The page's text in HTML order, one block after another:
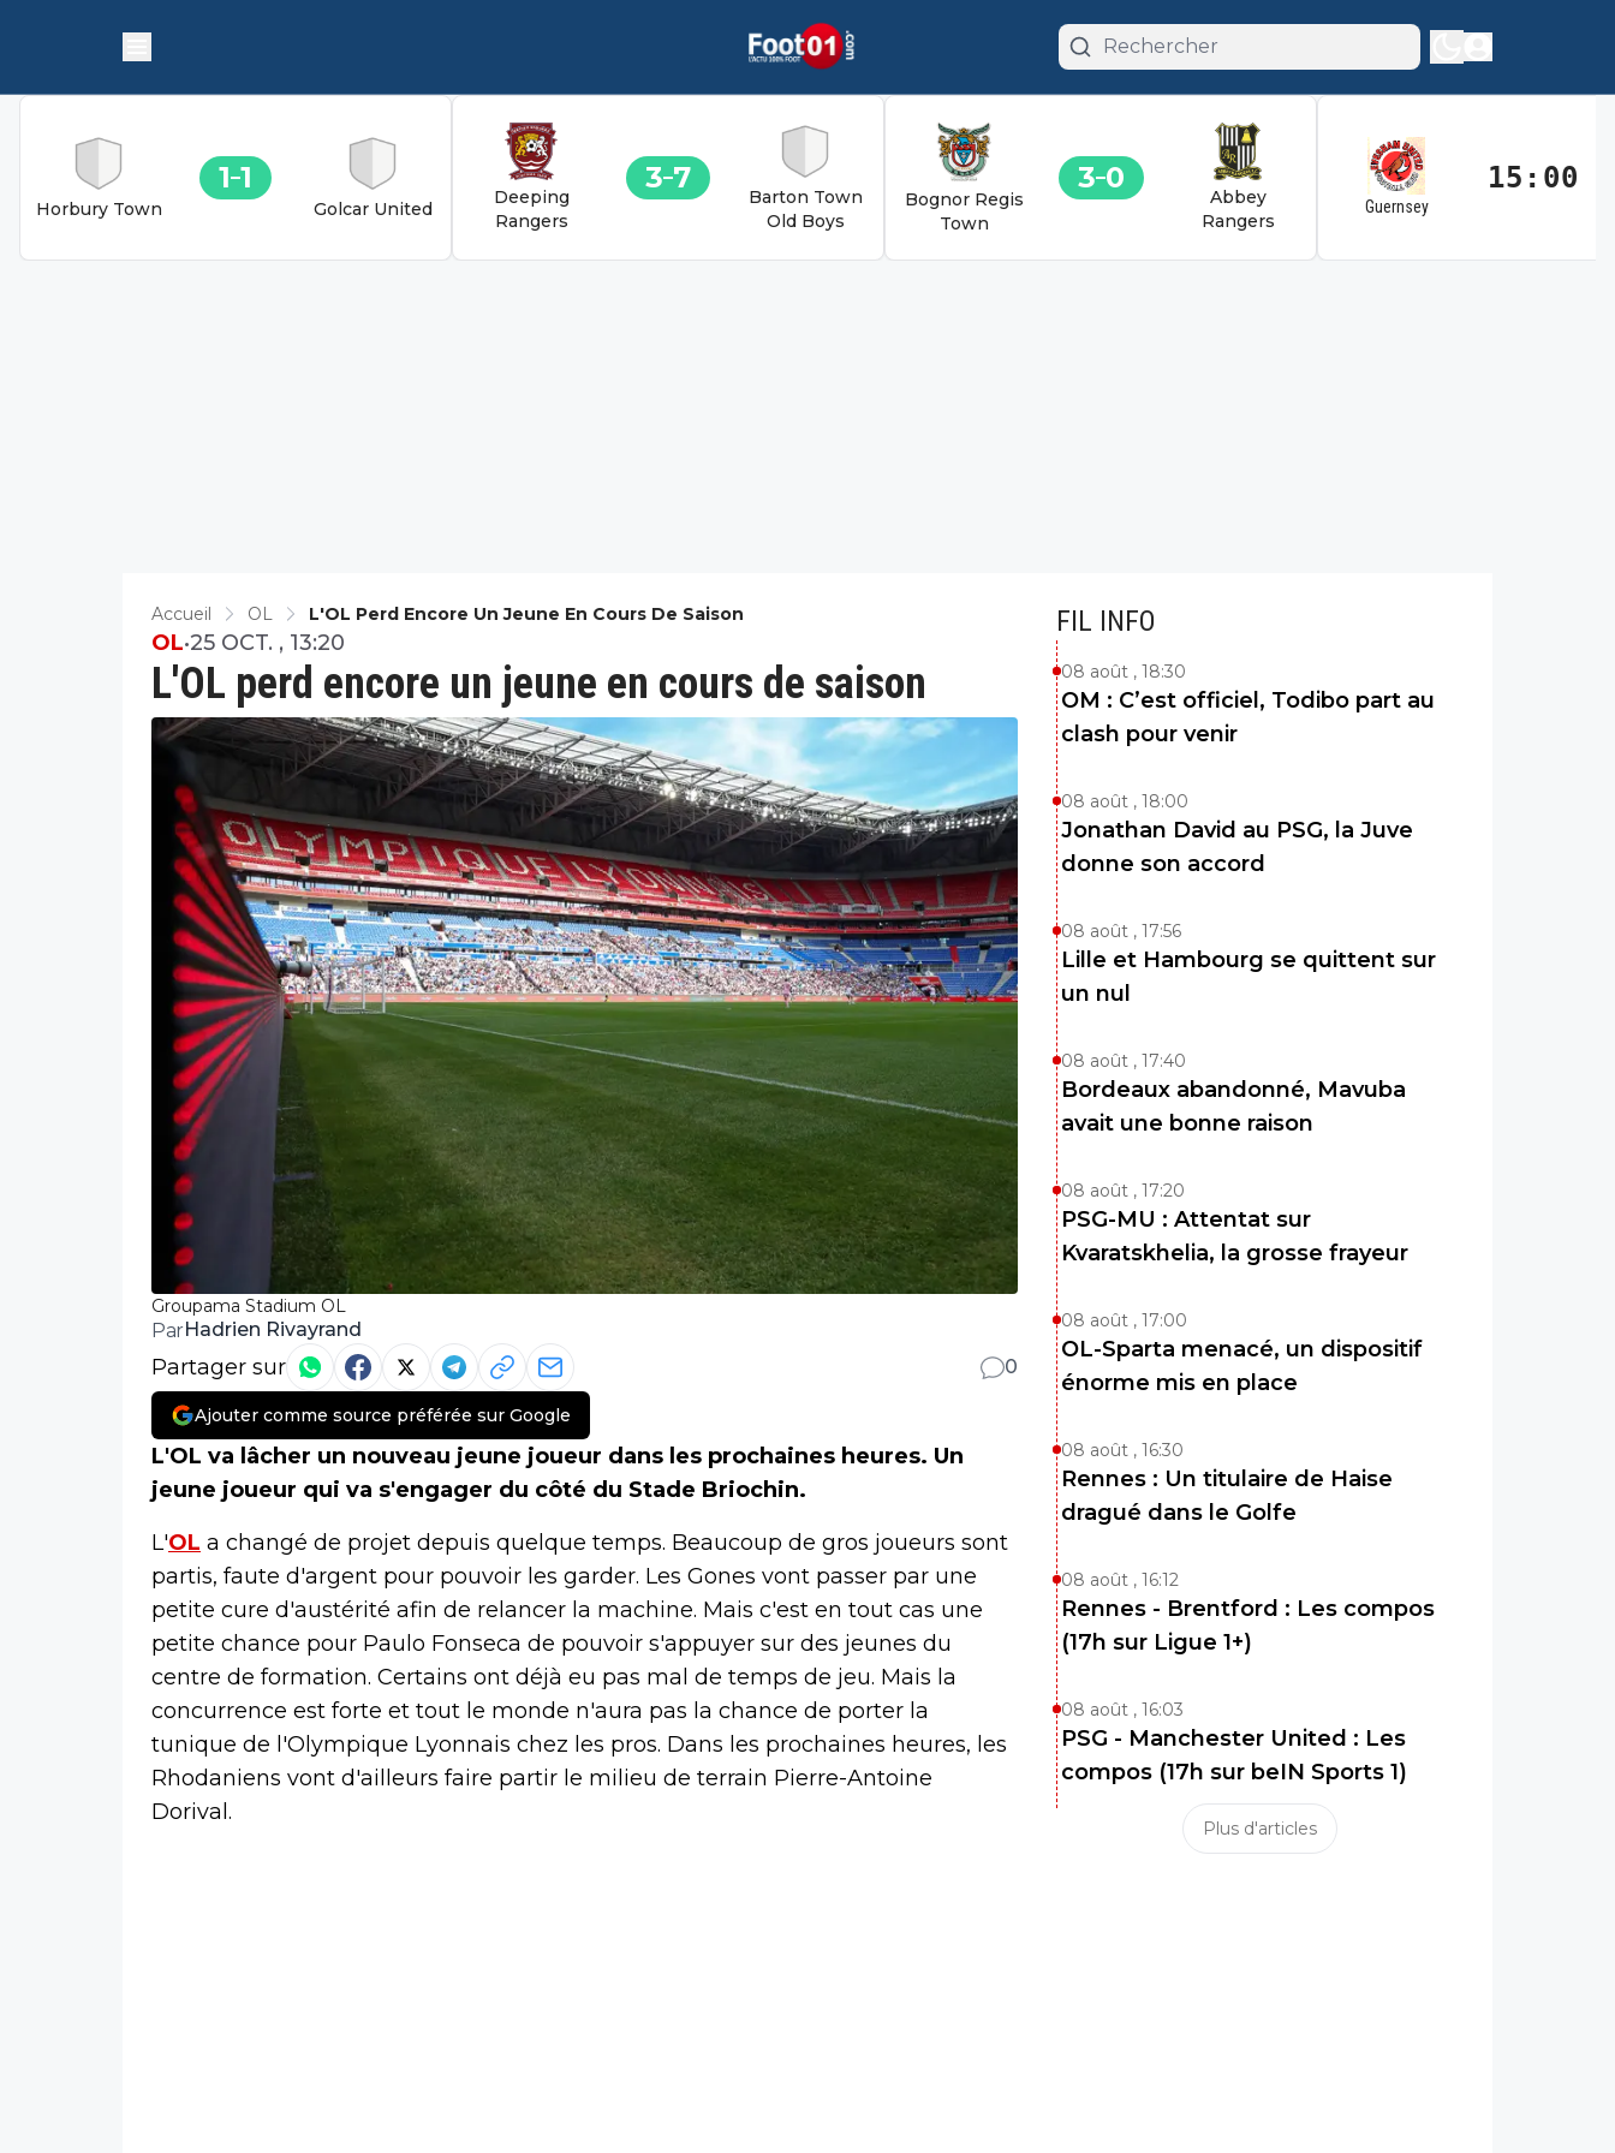
Horbury Town
1 1
Golcar United
Deeping
Rangers
3 7
Barton Town
Old Boys
Bognor Regis
Town
3 0
Abbey
Rangers
Guernsey
15:00
Accueil OL L'OL Perd Encore Un Jeune En Cours De Saison
Groupama Stadium OL
L'OL perd encore un jeune en cours de saison
OL•25 OCT. , 13:20
ParHadrien Rivayrand
Partager sur 0
Ajouter comme source préférée sur Google
L'OL va lâcher un nouveau jeune joueur dans les prochaines heures. Un
jeune joueur qui va s'engager du côté du Stade Briochin.
L'OL a changé de projet depuis quelque temps. Beaucoup de gros joueurs sont
partis, faute d'argent pour pouvoir les garder. Les Gones vont passer par une
petite cure d'austérité afin de relancer la machine. Mais c'est en tout cas une
petite chance pour Paulo Fonseca de pouvoir s'appuyer sur des jeunes du
centre de formation. Certains ont déjà eu pas mal de temps de jeu. Mais la
concurrence est forte et tout le monde n'aura pas la chance de porter la
tunique de l'Olympique Lyonnais chez les pros. Dans les prochaines heures, les
Rhodaniens vont d'ailleurs faire partir le milieu de terrain Pierre-Antoine
Dorival.
FIL INFO
08 août , 18:30
OM : C’est officiel, Todibo part au
clash pour venir
08 août , 18:00
Jonathan David au PSG, la Juve
donne son accord
08 août , 17:56
Lille et Hambourg se quittent sur
un nul
08 août , 17:40
Bordeaux abandonné, Mavuba
avait une bonne raison
08 août , 17:20
PSG-MU : Attentat sur
Kvaratskhelia, la grosse frayeur
08 août , 17:00
OL-Sparta menacé, un dispositif
énorme mis en place
08 août , 16:30
Rennes : Un titulaire de Haise
dragué dans le Golfe
08 août , 16:12
Rennes - Brentford : Les compos
(17h sur Ligue 1+)
08 août , 16:03
PSG - Manchester United : Les
compos (17h sur beIN Sports 1)
Plus d'articles